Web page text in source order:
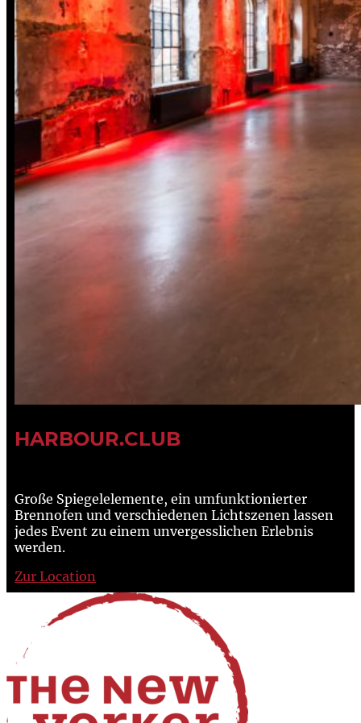
HARBOUR.CLUB
Große Spiegelelemente, ein umfunktionierter
Brennofen und verschiedenen Lichtszenen lassen
jedes Event zu einem unvergesslichen Erlebnis
werden.
Zur Location